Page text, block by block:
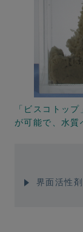
「ビスコトッ
が可能で、水質
界面活性